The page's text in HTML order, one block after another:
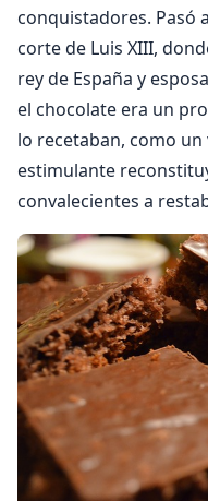
conquistadores. Pasó
corte de Luis XIII,
rey de España y
el chocolate era un
lo recetaban, como
estimulante
convalecientes a